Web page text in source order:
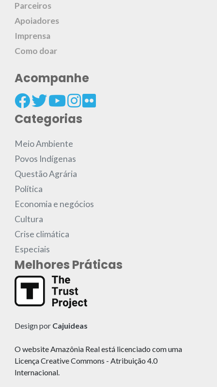
Parceiros
Apoiadores
Imprensa
Como doar
Acompanhe
Categorias
Meio Ambiente
Povos Indígenas
Questão Agrária
Política
Economia e negócios
Cultura
Crise climática
Especiais
Melhores Práticas
Design por Cajuideas
O website Amazônia Real está licenciado com uma
Licença Creative Commons - Atribuição 4.0
Internacional.